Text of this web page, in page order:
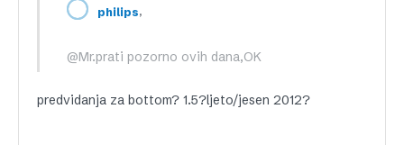
philips,
@Mr.prati pozorno ovih dana,OK
predvidanja za bottom? 1.5?ljeto/jesen 2012?